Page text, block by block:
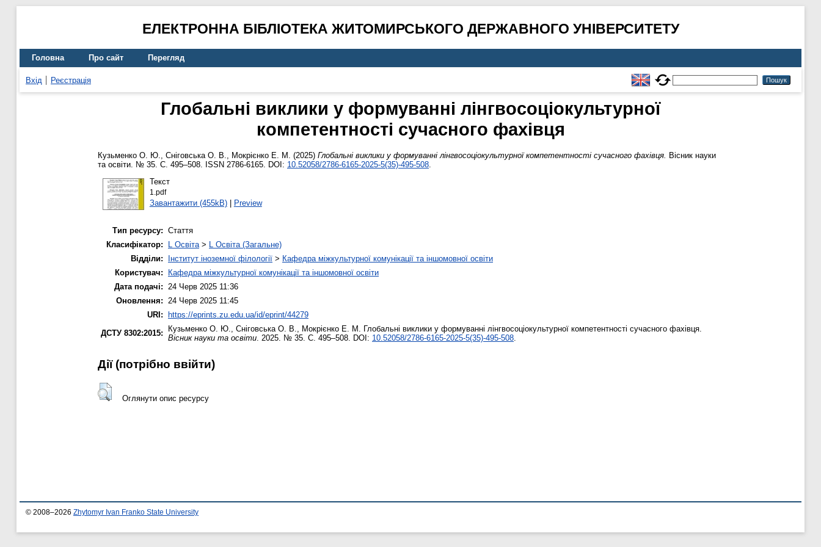
ЕЛЕКТРОННА БІБЛІОТЕКА ЖИТОМИРСЬКОГО ДЕРЖАВНОГО УНІВЕРСИТЕТУ
Головна Про сайт Перегляд
Вхід Реєстрація
Глобальні виклики у формуванні лінгвосоціокультурної
компетентності сучасного фахівця
Кузьменко О. Ю., Сніговська О. В., Мокрієнко Е. М. (2025) Глобальні виклики у формуванні лінгвосоціокультурної компетентності сучасного фахівця. Вісник науки
та освіти. № 35. С. 495–508. ISSN 2786-6165. DOI: 10.52058/2786-6165-2025-5(35)-495-508.
Текст
1.pdf
Завантажити (455kB)| Preview
Тип ресурсу: Стаття
Класифікатор:
L Освіта> L Освіта (Загальне)
Відділи:
Інститут іноземної філології > Кафедра міжкультурної комунікації та іншомовної освіти
Користувач:
Кафедра міжкультурної комунікації та іншомовної освіти
Дата подачі: 24 Черв 2025 11:36
Оновлення: 24 Черв 2025 11:45
URI:
https://eprints.zu.edu.ua/id/eprint/44279
ДСТУ 8302:2015:
Кузьменко О. Ю., Сніговська О. В., Мокрієнко Е. М. Глобальні виклики у формуванні лінгвосоціокультурної компетентності сучасного фахівця.
Вісник науки та освіти. 2025. № 35. С. 495–508. DOI: 10.52058/2786-6165-2025-5(35)-495-508.
Дії ​​(потрібно ввійти)
Оглянути опис ресурсу
© 2008–2026 Zhytomyr Ivan Franko State University